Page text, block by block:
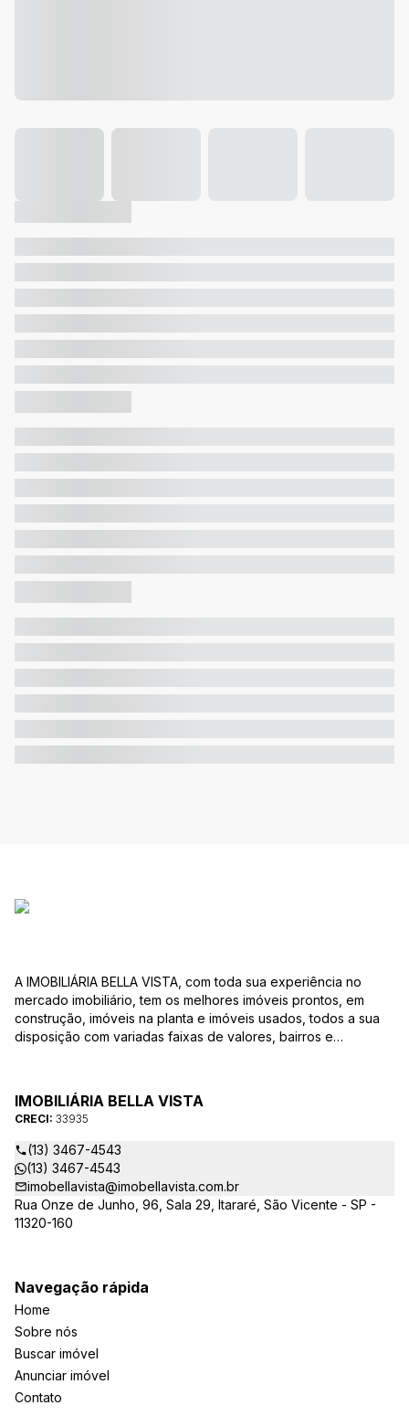
A IMOBILIÁRIA BELLA VISTA, com toda sua experiência no
mercado imobiliário, tem os melhores imóveis prontos, em
construção, imóveis na planta e imóveis usados, todos a sua
disposição com variadas faixas de valores, bairros e
ao CRECI-EE – estarão sempre prontos para responder-lhe
todas as suas dúvidas sobre casas, apartamentos, terrenos,
salas comerciais e outros produtos imobiliários.
IMOBILIÁRIA BELLA VISTA
CRECI: 33935
(13) 3467-4543
(13) 3467-4543
imobellavista@imobellavista.com.br
Rua Onze de Junho, 96, Sala 29, Itararé, São Vicente - SP -
11320-160
Navegação rápida
Home
Sobre nós
Buscar imóvel
Anunciar imóvel
Contato